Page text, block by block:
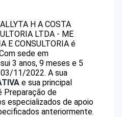
H A COSTA
LTDA - ME
E CONSULTORIA é
sede em
3 anos, 9 meses e 5
11/2022. A sua
e sua principal
Preparação de
especializados de apoio
anteriormente.